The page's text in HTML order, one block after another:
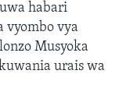
habari
vyombo vya
Musyoka
urais wa